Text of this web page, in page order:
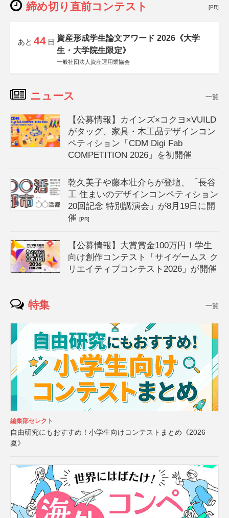
締め切り直前コンテスト [PR]
あと 44 日 資産形成学生論文アワード 2026《大学
生・大学院生限定》
一般社団法人資産運用業協会
ニュース 一覧
【公募情報】カインズ×コクヨ×VUILD
がタッグ、家具・木工品デザインコン
ペティション「CDM Digi Fab
COMPETITION 2026」を初開催
乾久美子や藤本壮介らが登壇、「長谷
工 住まいのデザインコンペティション
20回記念 特別講演会」が8月19日に開
催[PR]
【公募情報】大賞賞金100万円！学生
向け創作コンテスト「サイゲームス ク
リエイティブコンテスト2026」が開催
特集 一覧
編集部セレクト
自由研究にもおすすめ！小学生向けコンテストまとめ《2026
夏》